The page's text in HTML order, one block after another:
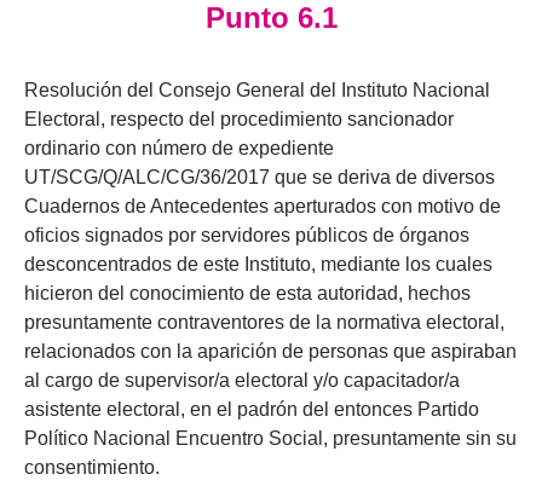
Punto 6.1
Resolución del Consejo General del Instituto Nacional
Electoral, respecto del procedimiento sancionador
ordinario con número de expediente
UT/SCG/Q/ALC/CG/36/2017 que se deriva de diversos
Cuadernos de Antecedentes aperturados con motivo de
oficios signados por servidores públicos de órganos
desconcentrados de este Instituto, mediante los cuales
hicieron del conocimiento de esta autoridad, hechos
presuntamente contraventores de la normativa electoral,
relacionados con la aparición de personas que aspiraban
al cargo de supervisor/a electoral y/o capacitador/a
asistente electoral, en el padrón del entonces Partido
Político Nacional Encuentro Social, presuntamente sin su
consentimiento.